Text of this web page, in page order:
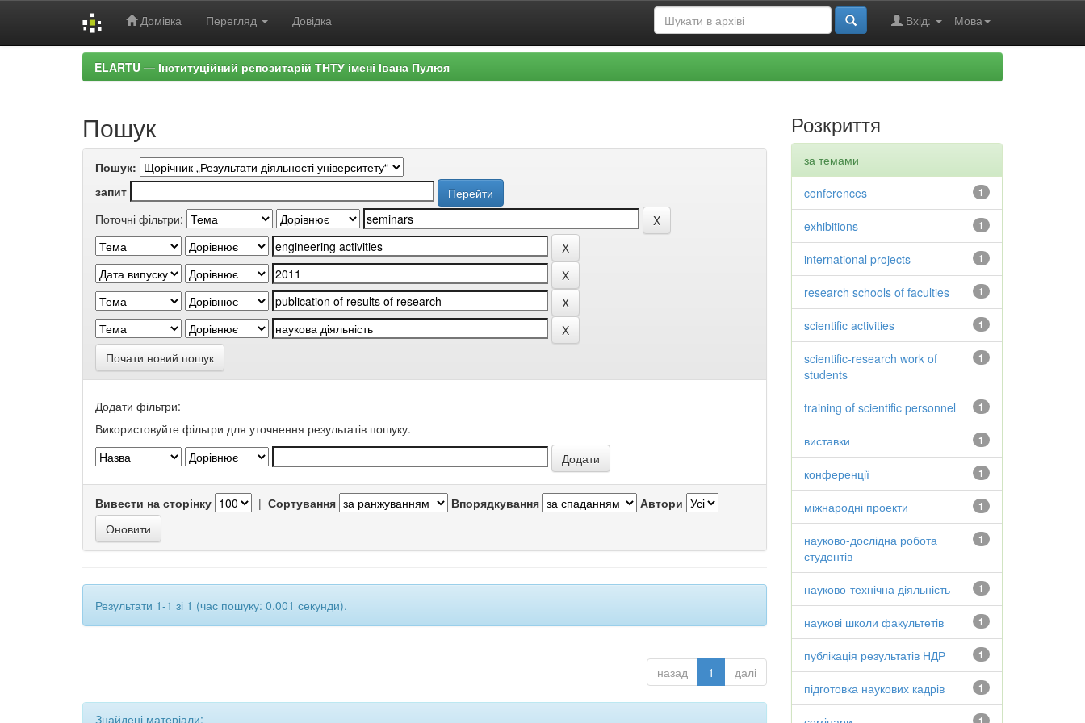
Домівка Перегляд Довідка Мова
Вхід:
ELARTU — Інституційний репозитарій ТНТУ імені Івана Пулюя
Пошук
Пошук:
запит
Поточні фільтри:
Почати новий пошук
Додати фільтри:
Використовуйте фільтри для уточнення результатів пошуку.
Вивести на сторінку | Сортування Впорядкування Автори
Результати 1-1 зі 1 (час пошуку: 0.001 секунди).
назад 1 далі
Знайдені матеріали:
Розкриття
за темами
1
conferences
1
exhibitions
1
international projects
1
research schools of faculties
1
scientific activities
1
scientific-research work of
students
1
training of scientific personnel
1
виставки
1
конференції
1
міжнародні проекти
1
науково-дослідна робота
студентів
1
науково-технічна діяльність
1
наукові школи факультетів
1
публікація результатів НДР
1
підготовка наукових кадрів